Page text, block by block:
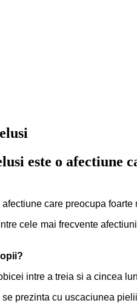
este o afectiune
afectiune care preocupa
cele mai frecvente
intre a treia si a cincea
prezinta cu uscaciunea